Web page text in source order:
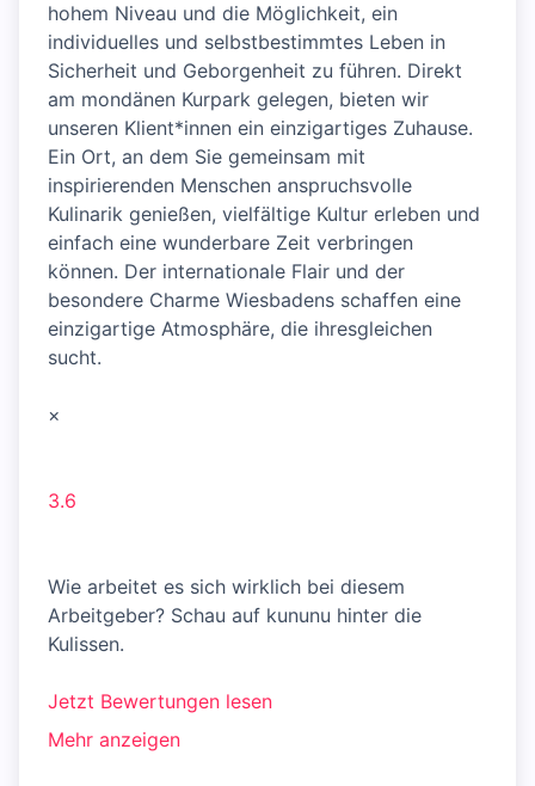
hohem Niveau und die Möglichkeit, ein
individuelles und selbstbestimmtes Leben in
Sicherheit und Geborgenheit zu führen. Direkt
am mondänen Kurpark gelegen, bieten wir
unseren Klient*innen ein einzigartiges Zuhause.
Ein Ort, an dem Sie gemeinsam mit
inspirierenden Menschen anspruchsvolle
Kulinarik genießen, vielfältige Kultur erleben und
einfach eine wunderbare Zeit verbringen
können. Der internationale Flair und der
besondere Charme Wiesbadens schaffen eine
einzigartige Atmosphäre, die ihresgleichen
sucht.
×
3.6
Wie arbeitet es sich wirklich bei diesem
Arbeitgeber? Schau auf kununu hinter die
Kulissen.
Jetzt Bewertungen lesen
Mehr anzeigen